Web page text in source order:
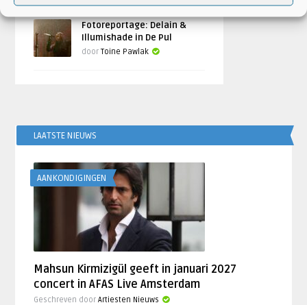
Fotoreportage: Delain &
Illumishade in De Pul
doorToine Pawlak
LAATSTE NIEUWS
AANKONDIGINGEN
Mahsun Kirmizigül geeft in januari 2027
concert in AFAS Live Amsterdam
Geschreven doorArtiesten Nieuws